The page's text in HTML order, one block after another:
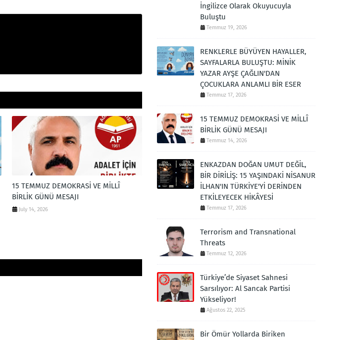
15 TEMMUZ DEMOKRASİ VE MİLLÎ
BİRLİK GÜNÜ MESAJI
July 14, 2026
İngilizce Olarak Okuyucuyla
Buluştu
Temmuz 19, 2026
RENKLERLE BÜYÜYEN HAYALLER,
SAYFALARLA BULUŞTU: MİNİK
YAZAR AYŞE ÇAĞLIN'DAN
ÇOCUKLARA ANLAMLI BİR ESER
Temmuz 17, 2026
15 TEMMUZ DEMOKRASİ VE MİLLÎ
BİRLİK GÜNÜ MESAJI
Temmuz 14, 2026
ENKAZDAN DOĞAN UMUT DEĞİL,
BİR DİRİLİŞ: 15 YAŞINDAKİ NİSANUR
İLHAN'IN TÜRKİYE'Yİ DERİNDEN
ETKİLEYECEK HİKÂYESİ
Temmuz 17, 2026
Terrorism and Transnational
Threats
Temmuz 12, 2026
Türkiye’de Siyaset Sahnesi
Sarsılıyor: Al Sancak Partisi
Yükseliyor!
Ağustos 22, 2025
Bir Ömür Yollarda Biriken